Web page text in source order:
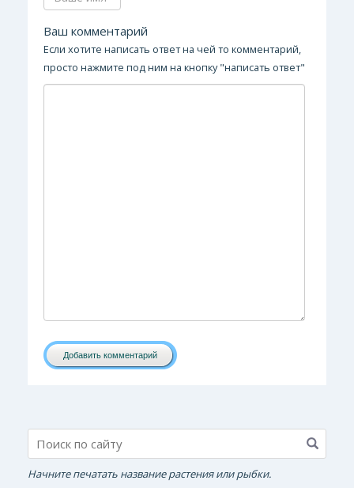
Ваш комментарий
Если хотите написать ответ на чей то комментарий,
просто нажмите под ним на кнопку "написать ответ"
Добавить комментарий
Начните печатать название растения или рыбки.